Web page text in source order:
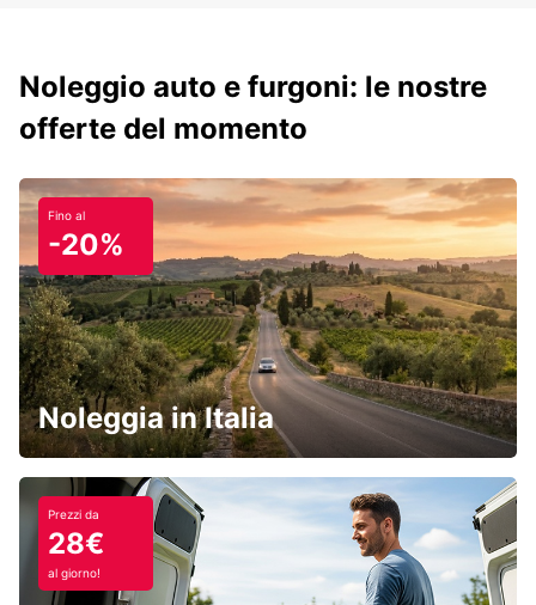
Noleggio auto e furgoni: le nostre
offerte del momento
Fino al
-20%
Noleggia in Italia
Prezzi da
28€
al giorno!